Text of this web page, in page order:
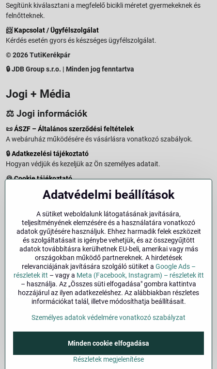
Segítünk kiválasztani a megfelelő bicikli méretet gyermekeknek és
felnőtteknek.
📨Kapcsolat / Ügyfélszolgálat
Kérdés esetén gyors és készséges ügyfélszolgálat.
© 2026 TutiKerékpár
🔒 JDB Group s.r.o. | Minden jog fenntartva
Jogi + Média
⚖️ Jogi információk
📜ÁSZF – Általános szerződési feltételek
A webáruház működésére és vásárlásra vonatkozó szabályok.
🔒Adatkezelési tájékoztató
Hogyan védjük és kezeljük az Ön személyes adatait.
🍪Cookie tájékoztató
A weboldalon használt sütikről és adatkezelésről.
Vásárlástól való elállás menete és feltételei.
Elállás a szerződéstől
Impresszum
Üzemeltetői adatok és jogi tudnivalók.
🔐Biztonság
Facebook Instagram
Adatvédelmi beállítások
Személyes adatok védelmére vonatkozó szabályzat
A megrendelés állapota
Alapján készült:BiznisWeb.sk
Adatvédelmi beállítások
A sütiket weboldalunk látogatásának javítására,
teljesítményének elemzésére és a használatára vonatkozó
adatok gyűjtésére használjuk. Ehhez harmadik felek eszközeit
és szolgáltatásait is igénybe vehetjük, és az összegyűjtött
adatok továbbításra kerülhetnek EU-beli, amerikai vagy más
országokban működő partnereknek. A hirdetések
relevanciájának javítására szolgáló sütiket a Google Ads –
részletek itt – vagy a Meta (Facebook, Instagram) – részletek itt
– használja. Az „Összes süti elfogadása" gombra kattintva
hozzájárul az ilyen adatkezeléshez. Az alábbiakban részletes
információkat talál, illetve módosíthatja beállításait.
Személyes adatok védelmére vonatkozó szabályzat
Részletek megjelenítése
Minden cookie elfogadása